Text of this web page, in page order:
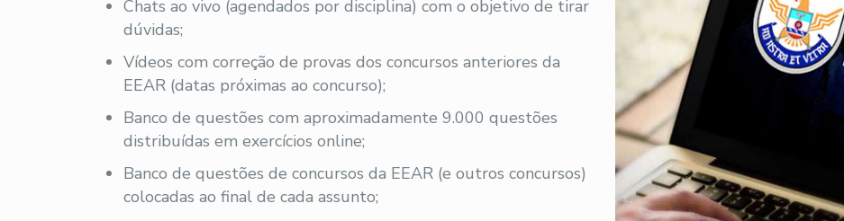
Chats ao vivo (agendados por disciplina) com o objetivo de tirar
dúvidas;
Vídeos com correção de provas dos concursos anteriores da
EEAR (datas próximas ao concurso);
Banco de questões com aproximadamente 9.000 questões
distribuídas em exercícios online;
Banco de questões de concursos da EEAR (e outros concursos)
colocadas ao final de cada assunto;